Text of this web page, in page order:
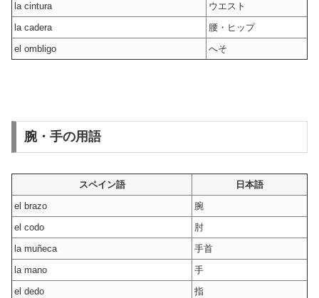
la cintura
ウエスト
la cadera
腰・ヒップ
el ombligo
へそ
腕・手の用語
スペイン語
日本語
el brazo
腕
el codo
肘
la muñeca
手首
la mano
手
el dedo
指